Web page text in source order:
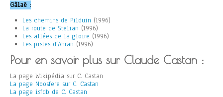
Gâlaë :
Les chemins de Pilduin (1996)
La route de Stelian (1996)
Les allées de la gloire (1996)
Les pistes d’Ahran (1996)
Pour en savoir plus sur Claude Castan :
La page Wikipédia sur C. Castan
La page Noosfere sur C. Castan
La page isfdb de C. Castan